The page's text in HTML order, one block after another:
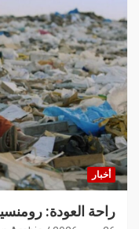
أخبار
راحة العودة: